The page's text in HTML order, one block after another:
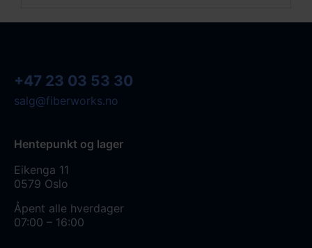
+47 23 03 53 30
salg@fiberworks.no
Hentepunkt og lager
Eikenga 11
0579 Oslo
Åpent alle hverdager
07:00 – 16:00